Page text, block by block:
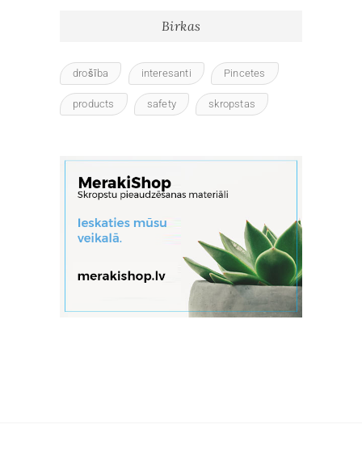
Birkas
drošība interesanti Pincetes
products safety skropstas